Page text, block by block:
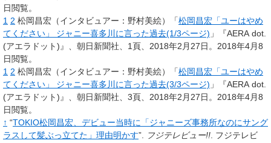
日閲覧。
1 2 松岡昌宏（インタビュアー：野村美絵）「松岡昌宏「ユーはやめ
てください」 ジャニー喜多川に言った過去(1/3ページ) 」『AERA dot.
(アエラドット)』、朝日新聞社、1頁、2018年2月27日。 2018年4月8
日閲覧。
1 2 松岡昌宏（インタビュアー：野村美絵）「松岡昌宏「ユーはやめ
てください」 ジャニー喜多川に言った過去(3/3ページ) 」『AERA dot.
(アエラドット)』、朝日新聞社、3頁、2018年2月27日。 2018年4月8
日閲覧。
↑ “TOKIO松岡昌宏、デビュー当時に「ジャニーズ事務所なのにサング
ラスして髪ぶっ立てた」理由明かす”. フジテレビュー!!. フジテレビ